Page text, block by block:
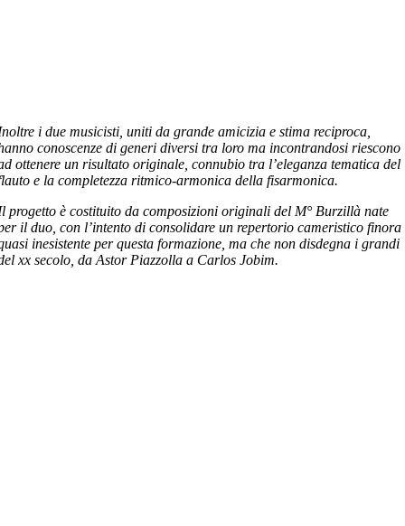
i due musicisti, uniti da grande amicizia e stima reciproca,
conoscenze di generi diversi tra loro ma incontrandosi riescono
ottenere un risultato originale, connubio tra l’eleganza tematica del
e la completezza ritmico-armonica della fisarmonica.
progetto è costituito da composizioni originali del M° Burzillà nate
il duo, con l’intento di consolidare un repertorio cameristico finora
inesistente per questa formazione, ma che non disdegna i grandi
xx secolo, da Astor Piazzolla a Carlos Jobim.